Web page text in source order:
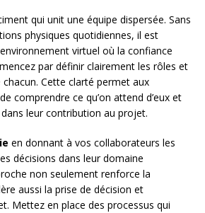
qui unit une équipe dispersée. Sans
physiques quotidiennes, il est
virtuel où la confiance
par définir clairement les rôles et
Cette clarté permet aux
comprendre ce qu’on attend d’eux et
leur contribution au projet.
en donnant à vos collaborateurs les
décisions dans leur domaine
non seulement renforce la
aussi la prise de décision et
Mettez en place des processus qui